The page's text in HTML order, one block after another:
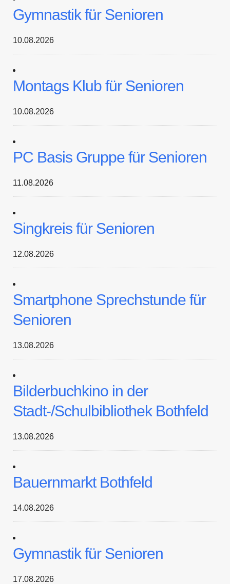
Gymnastik für Senioren
10.08.2026
Montags Klub für Senioren
10.08.2026
PC Basis Gruppe für Senioren
11.08.2026
Singkreis für Senioren
12.08.2026
Smartphone Sprechstunde für
Senioren
13.08.2026
Bilderbuchkino in der
Stadt-/Schulbibliothek Bothfeld
13.08.2026
Bauernmarkt Bothfeld
14.08.2026
Gymnastik für Senioren
17.08.2026